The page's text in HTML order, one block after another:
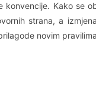
konvencije. Kako se
strana, a
novim